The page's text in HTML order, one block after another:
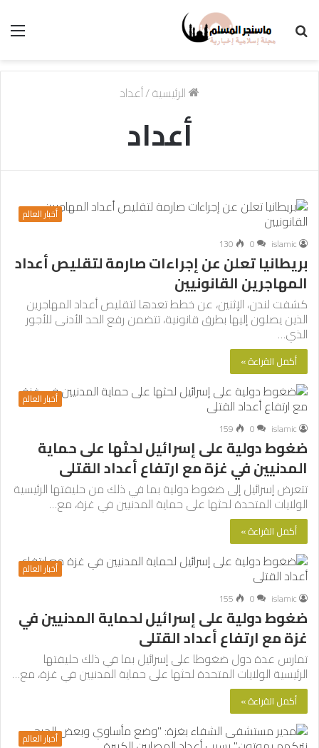
الرئيسية/أعداد
أعداد
أخبار العالم
islamic
0
130
بريطانيا تعلن عن إجراءات صارمة لتقليص أعداد
المهاجرين القانونيين
كشفت لندن، الإثنين، عن خطط تعدها لتقليص أعداد المهاجرين
الذين يصلون إليها بطرق قانونية، تتضمن رفع الحد الأدنى للأجور
الذي…
أكمل القراءة »
أخبار العالم
islamic
0
159
ضغوط دولية على إسرائيل لحثها على حماية
المدنيين في غزة مع ارتفاع أعداد القتلى
تتعرض إسرائيل إلى ضغوط دولية بما في ذلك من حليفتها الرئيسية
الولايات المتحدة لحثها على حماية المدنيين في غزة، مع…
أكمل القراءة »
أخبار العالم
islamic
0
155
ضغوط دولية على إسرائيل لحماية المدنيين في
غزة مع ارتفاع أعداد القتلى
تمارس عدة دول ضغوطا على إسرائيل بما في ذلك حليفتها
الرئيسية الولايات المتحدة لحثها على حماية المدنيين في غزة، مع…
أكمل القراءة »
أخبار العالم